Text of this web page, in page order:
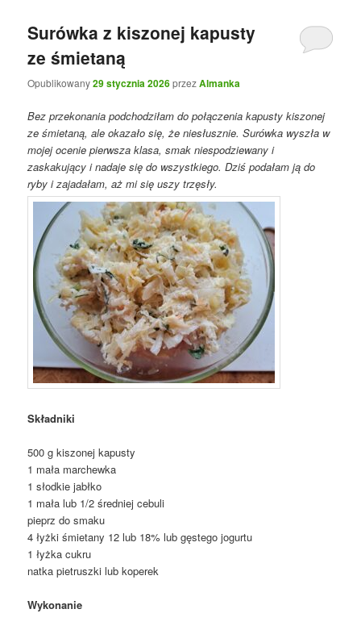
Surówka z kiszonej kapusty
ze śmietaną
Opublikowany29 stycznia 2026przezAlmanka
Bez przekonania podchodziłam do połączenia kapusty kiszonej
ze śmietaną, ale okazało się, że niesłusznie. Surówka wyszła w
mojej ocenie pierwsza klasa, smak niespodziewany i
zaskakujący i nadaje się do wszystkiego. Dziś podałam ją do
ryby i zajadałam, aż mi się uszy trzęsły.
Składniki
500 g kiszonej kapusty
1 mała marchewka
1 słodkie jabłko
1 mała lub 1/2 średniej cebuli
pieprz do smaku
4 łyżki śmietany 12 lub 18% lub gęstego jogurtu
1 łyżka cukru
natka pietruszki lub koperek
Wykonanie